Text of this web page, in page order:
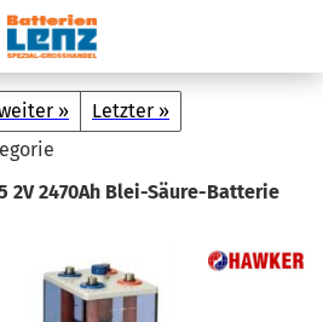
»
Letzter »
2V 2470Ah Blei-​Säure-Batterie